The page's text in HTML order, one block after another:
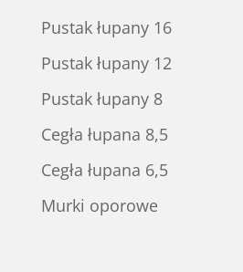
Pustak łupany 16
Pustak łupany 12
Pustak łupany 8
Cegła łupana 8,5
Cegła łupana 6,5
Murki oporowe